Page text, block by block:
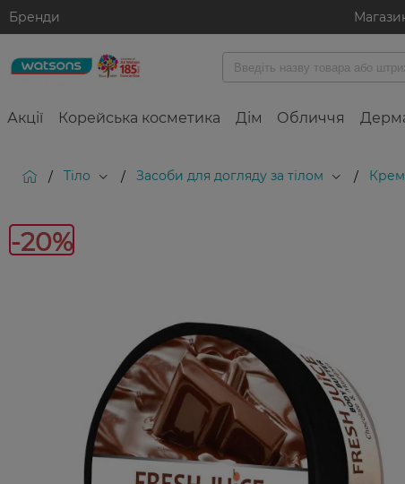
Бренди
Акції Корейська косметика Дім Обличчя
/ Тіло / Засоби для догляду за тілом /
-20%